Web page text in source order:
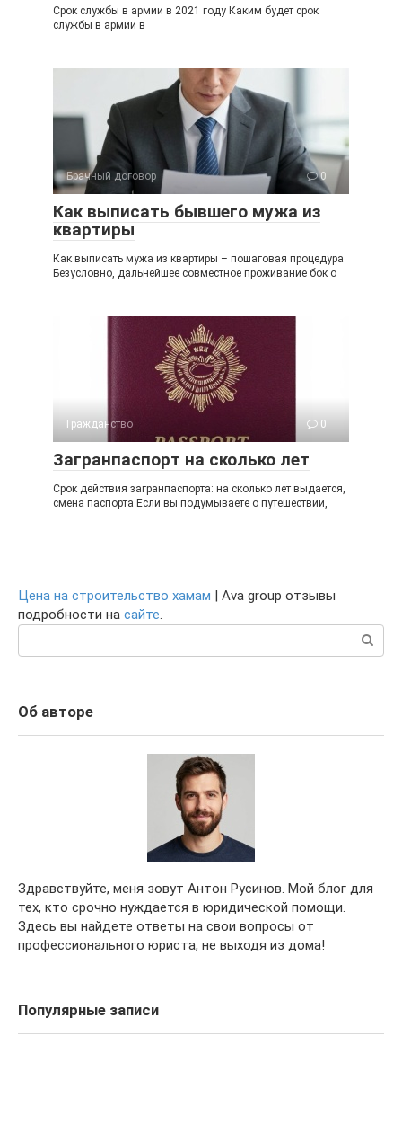
Срок службы в армии в 2021 году Каким будет срок
службы в армии в
Брачный договор 0
Как выписать бывшего мужа из
квартиры
Как выписать мужа из квартиры – пошаговая процедура
Безусловно, дальнейшее совместное проживание бок о
Гражданство 0
Загранпаспорт на сколько лет
Срок действия загранпаспорта: на сколько лет выдается,
смена паспорта Если вы подумываете о путешествии,
Цена на строительство хамам | Ava group отзывы
подробности на сайте
Об авторе
Здравствуйте, меня зовут Антон Русинов. Мой блог для
тех, кто срочно нуждается в юридической помощи.
Здесь вы найдете ответы на свои вопросы от
профессионального юриста, не выходя из дома!
Популярные записи